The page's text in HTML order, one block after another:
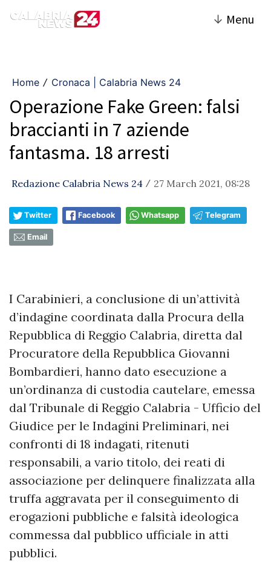
↓ Menu
Home / Cronaca | Calabria News 24
Operazione Fake Green: falsi
braccianti in 7 aziende
fantasma. 18 arresti
Redazione Calabria News 24 / 27 March 2021, 08:28
Twitter Facebook Whatsapp Telegram
Email
I Carabinieri, a conclusione di un’attività
d’indagine coordinata dalla Procura della
Repubblica di Reggio Calabria, diretta dal
Procuratore della Repubblica Giovanni
Bombardieri, hanno dato esecuzione a
un’ordinanza di custodia cautelare, emessa
dal Tribunale di Reggio Calabria - Ufficio del
Giudice per le Indagini Preliminari, nei
confronti di 18 indagati, ritenuti
responsabili, a vario titolo, dei reati di
associazione per delinquere finalizzata alla
truffa aggravata per il conseguimento di
erogazioni pubbliche e falsità ideologica
commessa dal pubblico ufficiale in atti
pubblici.